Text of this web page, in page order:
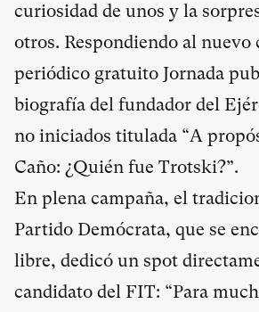
curiosidad de unos y la
otros. Respondiendo al nuevo
periódico gratuito Jornada
biografía del fundador del
no iniciados titulada “A
Caño: ¿Quién fue Trotski?”.
En plena campaña, el
Partido Demócrata, que se
libre, dedicó un spot
candidato del FIT: “Para